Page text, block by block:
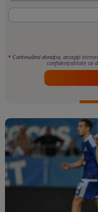
* Continuând donația, accepți
confidențialitate ce